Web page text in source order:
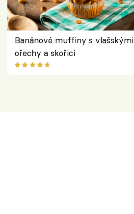
Banánové muffiny s vlašskými
ořechy a skořicí